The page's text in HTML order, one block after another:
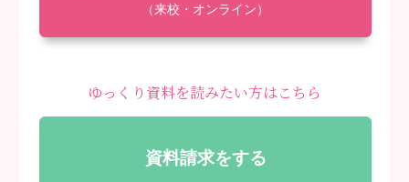
（来校・オンライン）
ゆっくり資料を読みたい方はこちら
資料請求をする